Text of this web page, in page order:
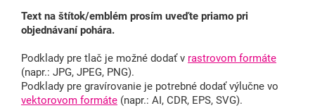
Text na štítok/emblém prosím uveďte priamo pri
objednávaní pohára.
Podklady pre tlač je možné dodať v rastrovom formáte
(napr.: JPG, JPEG, PNG).
Podklady pre gravírovanie je potrebné dodať výlučne vo
vektorovom formáte (napr.: AI, CDR, EPS, SVG).